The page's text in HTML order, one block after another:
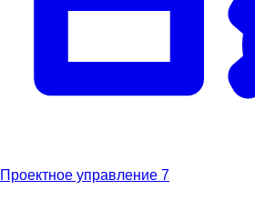
Проектное управление 7